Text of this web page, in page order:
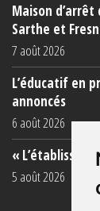
Maison
Sarthe et
7 août 2026
L’éducatif en
annoncés
6 août 2026
«
5 août 2026